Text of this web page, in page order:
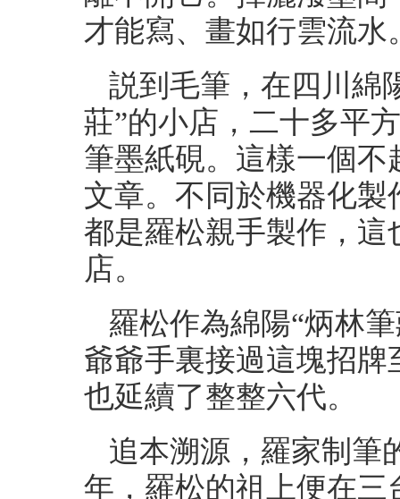
才能寫、畫如行雲流水
説到毛筆，在四川綿
莊”的小店，二十多平
筆墨紙硯。這樣一個
文章。不同於機器化
都是羅松親手製作，
店。
羅松作為綿陽“炳林
爺爺手裏接過這塊招
也延續了整整六代。
追本溯源，羅家制筆
年，羅松的祖上便在